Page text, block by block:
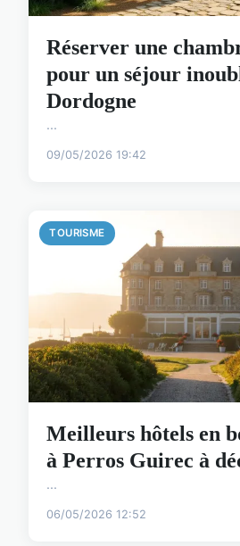
Réserver une
pour un séjour
Dordogne
...
09/05/2026 19:42
TOURISME
Meilleurs hôtels en
à Perros Guirec à
...
06/05/2026 12:52